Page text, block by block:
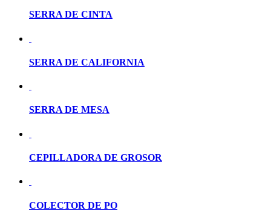
SERRA DE CINTA
SERRA DE CALIFORNIA
SERRA DE MESA
CEPILLADORA DE GROSOR
COLECTOR DE PO